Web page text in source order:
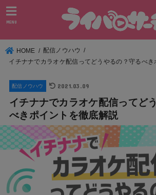
MENU
HOME
配信ノウハウ
イチナナでカラオケ配信ってどうやるの？守るべき
配信ノウハウ 2021.03.09
イチナナでカラオケ配信ってど
べきポイントを徹底解説